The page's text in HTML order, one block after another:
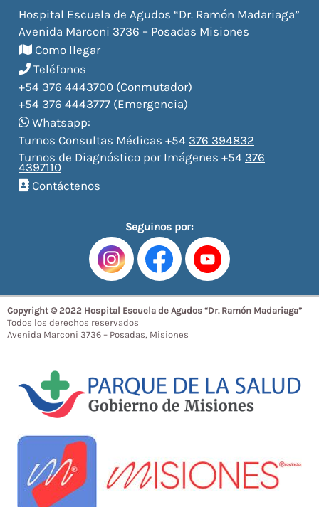
Hospital Escuela de Agudos “Dr. Ramón Madariaga”
Avenida Marconi 3736 – Posadas Misiones
Como llegar
Teléfonos
+54 376 4443700 (Conmutador)
+54 376 4443777 (Emergencia)
Whatsapp:
Turnos Consultas Médicas +54 376 394832
Turnos de Diagnóstico por Imágenes +54 376
4397110
Contáctenos
Seguinos por:
Copyright © 2022 Hospital Escuela de Agudos “Dr. Ramón Madariaga”
Todos los derechos reservados
Avenida Marconi 3736 – Posadas, Misiones